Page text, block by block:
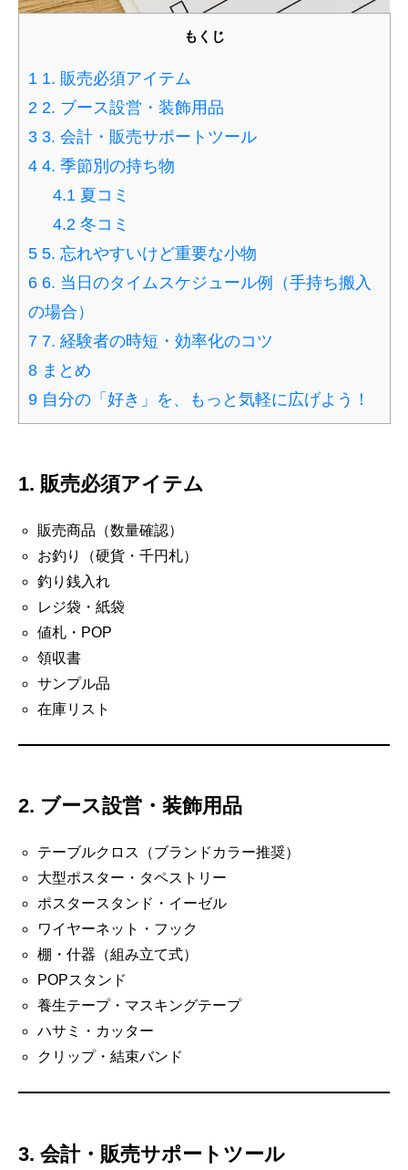
もくじ
1 1. 販売必須アイテム
2 2. ブース設営・装飾用品
3 3. 会計・販売サポートツール
4 4. 季節別の持ち物
4.1 夏コミ
4.2 冬コミ
5 5. 忘れやすいけど重要な小物
6 6. 当日のタイムスケジュール例（手持ち搬入
の場合）
7 7. 経験者の時短・効率化のコツ
8 まとめ
9 自分の「好き」を、もっと気軽に広げよう！
1. 販売必須アイテム
販売商品（数量確認）
お釣り（硬貨・千円札）
釣り銭入れ
レジ袋・紙袋
値札・POP
領収書
サンプル品
在庫リスト
2. ブース設営・装飾用品
テーブルクロス（ブランドカラー推奨）
大型ポスター・タペストリー
ポスタースタンド・イーゼル
ワイヤーネット・フック
棚・什器（組み立て式）
POPスタンド
養生テープ・マスキングテープ
ハサミ・カッター
クリップ・結束バンド
3. 会計・販売サポートツール